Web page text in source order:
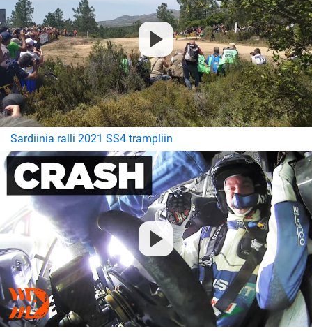
Sardiinia ralli 2021 SS4 trampliin